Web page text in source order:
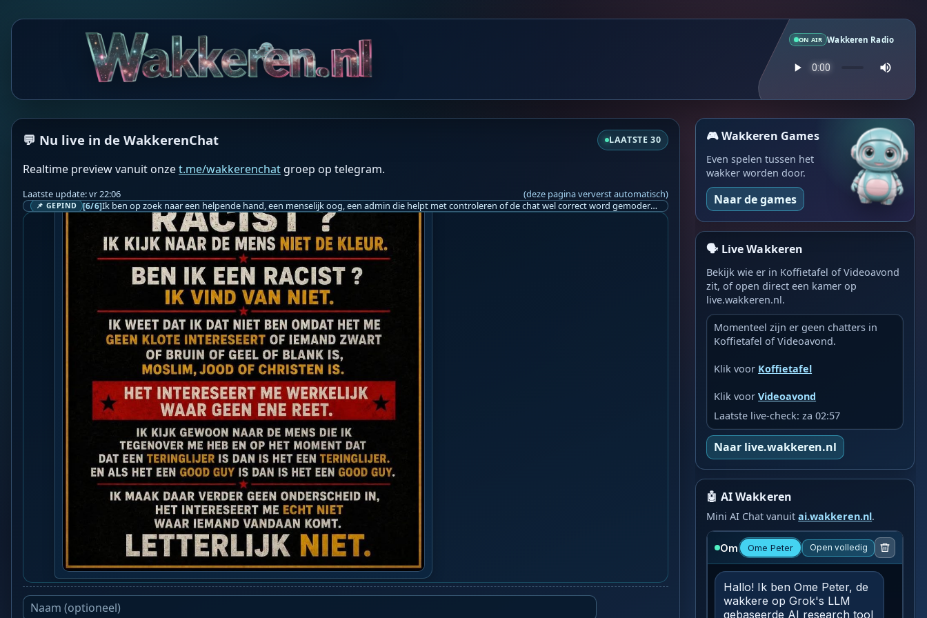
ON AIR Wakkeren Radio
💬 Nu live in de WakkerenChat LAATSTE 30
Realtime preview vanuit onzet.me/wakkerenchat groep op telegram.
Laatste update: vr 22:06 (deze pagina ververst automatisch)
📌 GEPIND [6/6] Ik ben op zoek naar een helpende hand, een menselijk oog, een admin die helpt met controleren of de chat wel correct word gemodereerd word door NoMoSpam. 98% gaat automatisch goed, toch ik dit nooit helemaal loslaten en moet er altijd een mens mee blijven opletten bij elke beslissing die gemaakt word. Waar bestaan de werkzaamheden uit? Mee kijken in admin log kanaal naar alle drugs/porno/scams die voorbij komen en in het geval van een randgevalletje, ingrijpen en b.v. een verwijderd maar wel toegestaan bericht terug plaatsen met een druk op de knop. tsja zo banaal en simpel is het gesteld.. Word je hier blij van? Nee. Strookt het je ego? Nee. Word je er beter van? Nee. Kost het veel tijd? Totaal niet, consistentie en regelmaat is belangrijker dan 'er even voor kunnen gaan zitten'.. het werk is in een paar seconden gepiept.. je checkt puur of AI de juiste beslissing heeft gemaakt.. …
🤮😡🤬👿
🎮 Wakkeren Games
Even spelen tussen het
wakker worden door.
Naar de games
🗣️ Live Wakkeren
Bekijk wie er in Koffietafel of Videoavond
zit, of open direct een kamer op
live.wakkeren.nl.
Momenteel zijn er geen chatters in
Koffietafel of Videoavond.
Klik voor Koffietafel
Klik voorVideoavond
Laatste live-check: za 02:57
Naar live.wakkeren.nl
🤖 AI Wakkeren
Mini AI Chat vanuitai.wakkeren.nl.